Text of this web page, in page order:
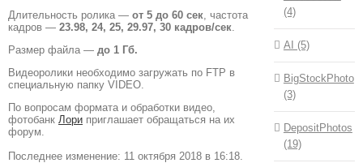
Длительность ролика — от 5 до 60 сек, частота
кадров — 23.98, 24, 25, 29.97, 30 кадров/сек.
Размер файла — до 1 Гб.
Видеоролики необходимо загружать по FTP в
специальную папку VIDEO.
По вопросам формата и обработки видео,
фотобанк Лори приглашает обращаться на их
форум.
Последнее изменение: 11 октября 2018 в 16:18.
(4)
AI (5)
BigStockPhoto
(3)
DepositPhotos
(19)